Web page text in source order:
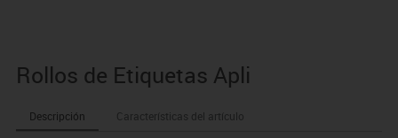
Rollos de Etiquetas Apli
Descripción Características del artículo